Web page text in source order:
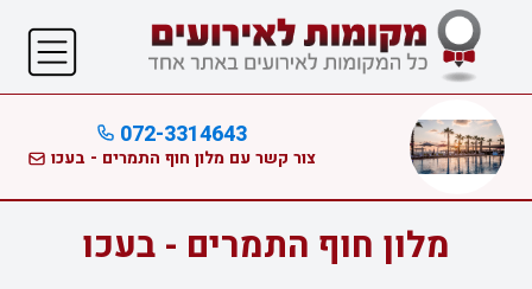
072-3314643
צור קשר עם מלון חוף התמרים - בעכו
מלון חוף התמרים - בעכו